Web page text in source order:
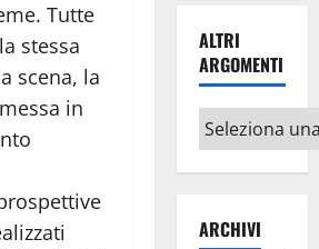
Tutte
stessa
scena, la
in
ALTRI
ARGOMENTI
Altri
argomenti
ARCHIVI